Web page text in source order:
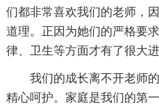
们都非常喜欢我们的老师，
道理。正因为她们的严格要
律、卫生等方面才有了很大进
我们的成长离不开老师
精心呵护。家庭是我们的第